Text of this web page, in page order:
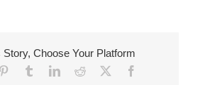
Choose Your Platform!
Facebook
X
Reddit
LinkedIn